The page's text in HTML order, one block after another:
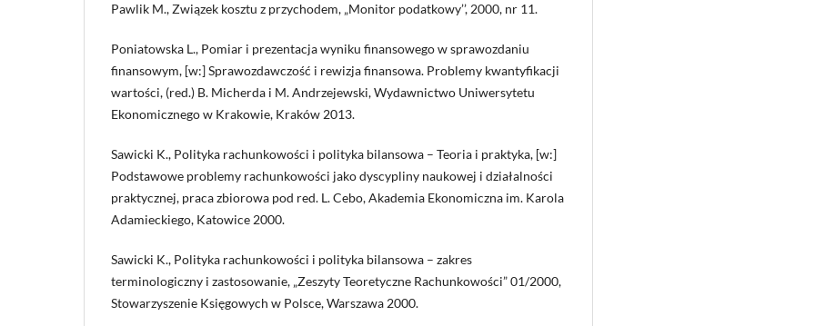
Pawlik M., Związek kosztu z przychodem, „Monitor podatkowy’’, 2000, nr 11.
Poniatowska L., Pomiar i prezentacja wyniku finansowego w sprawozdaniu
finansowym, [w:] Sprawozdawczość i rewizja finansowa. Problemy kwantyfikacji
wartości, (red.) B. Micherda i M. Andrzejewski, Wydawnictwo Uniwersytetu
Ekonomicznego w Krakowie, Kraków 2013.
Sawicki K., Polityka rachunkowości i polityka bilansowa – Teoria i praktyka, [w:]
Podstawowe problemy rachunkowości jako dyscypliny naukowej i działalności
praktycznej, praca zbiorowa pod red. L. Cebo, Akademia Ekonomiczna im. Karola
Adamieckiego, Katowice 2000.
Sawicki K., Polityka rachunkowości i polityka bilansowa – zakres
terminologiczny i zastosowanie, „Zeszyty Teoretyczne Rachunkowości” 01/2000,
Stowarzyszenie Księgowych w Polsce, Warszawa 2000.